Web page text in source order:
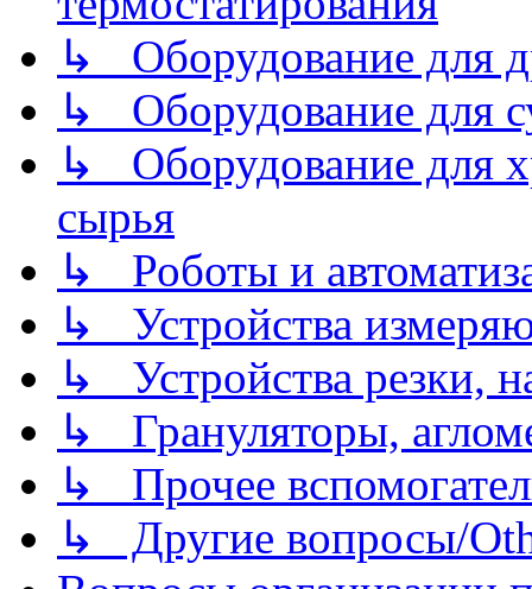
↳ Оборудование для
↳ Оборудование для
↳ Оборудование для
сырья
↳ Роботы и
↳ Устройства
↳ Устройства резки,
↳ Грануляторы,
↳ Прочее
↳ Другие вопросы/